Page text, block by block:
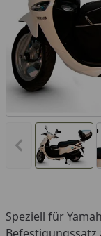
Vorheriges
Speziell für